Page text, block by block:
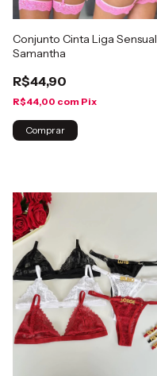
Conjunto Cinta Liga Sensual
Samantha
R$44,90
R$44,00 com Pix
Comprar